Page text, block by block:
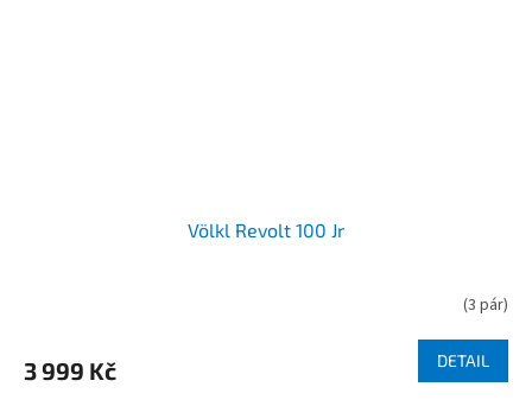
Völkl Revolt 100 Jr
(3 pár)
3 999 Kč DETAIL